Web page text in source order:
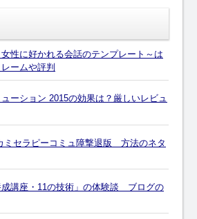
性に好かれる会話のテンプレート～は
ームや評判
ーション 2015の効果は？厳しいレビュ
ミセラピーコミュ障撃退版 方法のネタ
成講座・11の技術」の体験談 ブログの